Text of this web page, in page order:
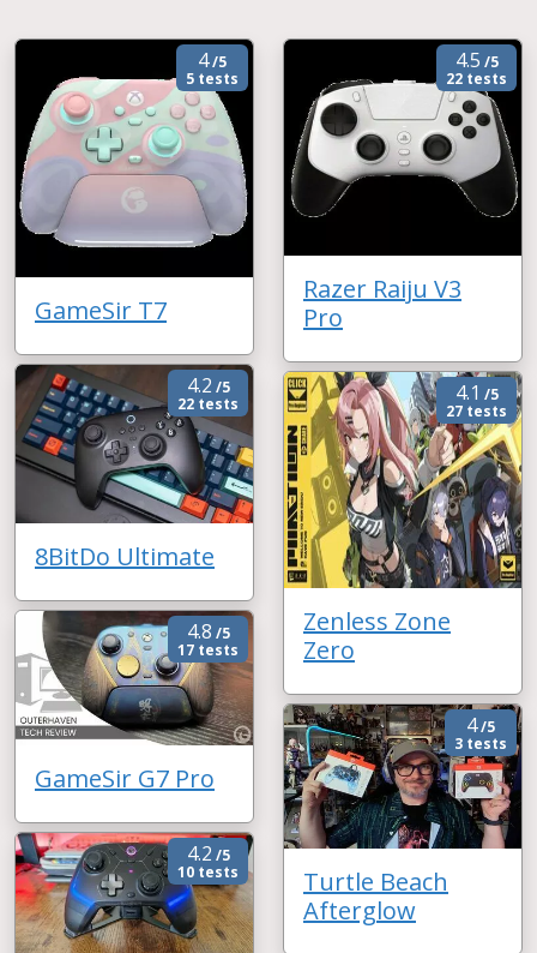
4/5
5 tests
GameSir T7
4.2 /5
22 tests
8BitDo Ultimate
4.8 /5
17 tests
GameSir G7 Pro
4.2 /5
10 tests
4.5 /5
22 tests
Razer Raiju V3
Pro
4.1 /5
27 tests
Zenless Zone
Zero
4/5
3 tests
Turtle Beach
Afterglow